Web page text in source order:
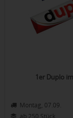
1er Duplo
Montag, 07.09.
ab 250 Stück